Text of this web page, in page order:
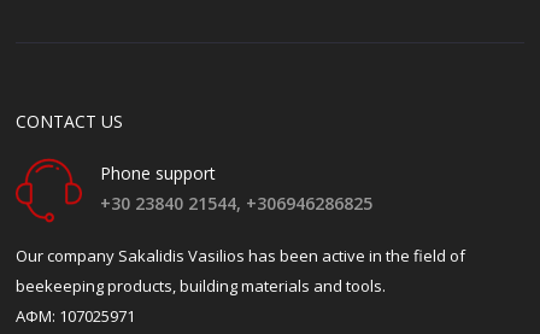
CONTACT US
Phone support
+30 23840 21544, +306946286825
Our company Sakalidis Vasilios has been active in the field of
beekeeping products, building materials and tools.
ΑΦΜ: 107025971